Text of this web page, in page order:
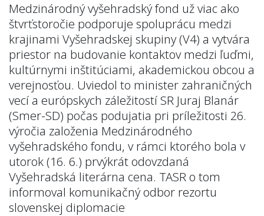
Medzinárodný vyšehradský fond už viac ako
štvrťstoročie podporuje spoluprácu medzi
krajinami Vyšehradskej skupiny (V4) a vytvára
priestor na budovanie kontaktov medzi ľuďmi,
kultúrnymi inštitúciami, akademickou obcou a
verejnosťou. Uviedol to minister zahraničných
vecí a európskych záležitostí SR Juraj Blanár
(Smer-SD) počas podujatia pri príležitosti 26.
výročia založenia Medzinárodného
vyšehradského fondu, v rámci ktorého bola v
utorok (16. 6.) prvýkrát odovzdaná
Vyšehradská literárna cena. TASR o tom
informoval komunikačný odbor rezortu
slovenskej diplomacie